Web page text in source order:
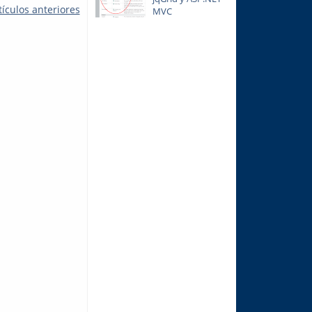
anteriores
MVC